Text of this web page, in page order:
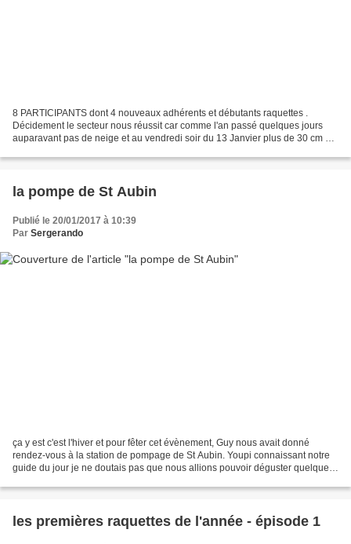
8 PARTICIPANTS dont 4 nouveaux adhérents et débutants raquettes .
Décidement le secteur nous réussit car comme l'an passé quelques jours
auparavant pas de neige et au vendredi soir du 13 Janvier plus de 30 cm de
la pompe de St Aubin
Publié le 20/01/2017 à 10:39
Par Sergerando
ça y est c'est l'hiver et pour fêter cet évènement, Guy nous avait donné
rendez-vous à la station de pompage de St Aubin. Youpi connaissant notre
guide du jour je ne doutais pas que nous allions pouvoir déguster quelques
les premières raquettes de l'année - épisode 1